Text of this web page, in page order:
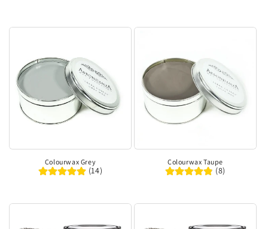
Colourwax Grey
(14)
Colourwax Taupe
(8)